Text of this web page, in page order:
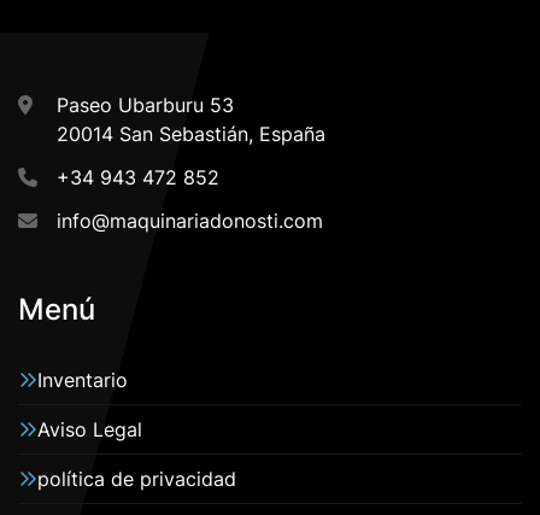
Paseo Ubarburu 53
20014 San Sebastián, España
+34 943 472 852
info@maquinariadonosti.com
Menú
Inventario
Aviso Legal
política de privacidad